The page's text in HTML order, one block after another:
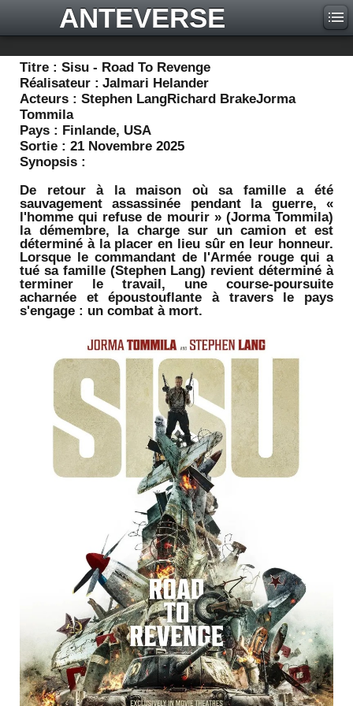
ANTEVERSE
Titre : Sisu - Road To Revenge
Réalisateur : Jalmari Helander
Acteurs : Stephen LangRichard BrakeJorma
Tommila
Pays : Finlande, USA
Sortie : 21 Novembre 2025
Synopsis :
De retour à la maison où sa famille a été
sauvagement assassinée pendant la guerre, «
l'homme qui refuse de mourir » (Jorma Tommila)
la démembre, la charge sur un camion et est
déterminé à la placer en lieu sûr en leur honneur.
Lorsque le commandant de l'Armée rouge qui a
tué sa famille (Stephen Lang) revient déterminé à
terminer le travail, une course-poursuite
acharnée et époustouflante à travers le pays
s'engage : un combat à mort.